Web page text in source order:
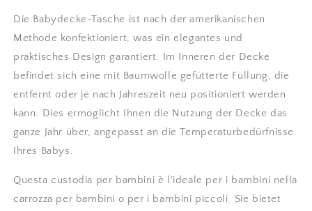
Die Babydecke-Tasche ist nach der amerikanischen
Methode konfektioniert, was ein elegantes und
praktisches Design garantiert. Im Inneren der Decke
befindet sich eine mit Baumwolle gefütterte Füllung, die
entfernt oder je nach Jahreszeit neu positioniert werden
kann. Dies ermöglicht Ihnen die Nutzung der Decke das
ganze Jahr über, angepasst an die Temperaturbedürfnisse
Ihres Babys.
Questa custodia per bambini è l'ideale per i bambini nella
carrozza per bambini o per i bambini piccoli. Sie bietet